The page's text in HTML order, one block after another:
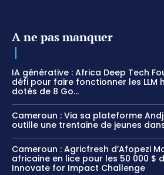
A ne pas manquer
IA générative : Africa Deep Tech
défi pour faire fonctionner les LLM
dotés de 8 Go...
Cameroun : Via sa plateforme
outille une trentaine de jeunes
Cameroun : Agricfresh d’Afopezi
africaine en lice pour les 50 000 $
Innovate for Impact Challenge